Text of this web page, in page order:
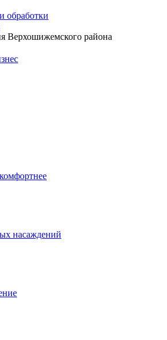
обработки
Верхошижемского района